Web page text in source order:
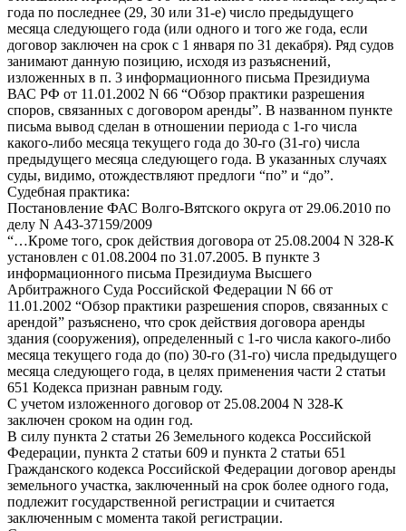
года по последнее (29, 30 или 31-е) число предыдущего
месяца следующего года (или одного и того же года, если
договор заключен на срок с 1 января по 31 декабря). Ряд судов
занимают данную позицию, исходя из разъяснений,
изложенных в п. 3 информационного письма Президиума
ВАС РФ от 11.01.2002 N 66 “Обзор практики разрешения
споров, связанных с договором аренды”. В названном пункте
письма вывод сделан в отношении периода с 1-го числа
какого-либо месяца текущего года до 30-го (31-го) числа
предыдущего месяца следующего года. В указанных случаях
суды, видимо, отождествляют предлоги “по” и “до”.
Судебная практика:
Постановление ФАС Волго-Вятского округа от 29.06.2010 по
делу N А43-37159/2009
“…Кроме того, срок действия договора от 25.08.2004 N 328-К
установлен с 01.08.2004 по 31.07.2005. В пункте 3
информационного письма Президиума Высшего
Арбитражного Суда Российской Федерации N 66 от
11.01.2002 “Обзор практики разрешения споров, связанных с
арендой” разъяснено, что срок действия договора аренды
здания (сооружения), определенный с 1-го числа какого-либо
месяца текущего года до (по) 30-го (31-го) числа предыдущего
месяца следующего года, в целях применения части 2 статьи
651 Кодекса признан равным году.
С учетом изложенного договор от 25.08.2004 N 328-К
заключен сроком на один год.
В силу пункта 2 статьи 26 Земельного кодекса Российской
Федерации, пункта 2 статьи 609 и пункта 2 статьи 651
Гражданского кодекса Российской Федерации договор аренды
земельного участка, заключенный на срок более одного года,
подлежит государственной регистрации и считается
заключенным с момента такой регистрации.